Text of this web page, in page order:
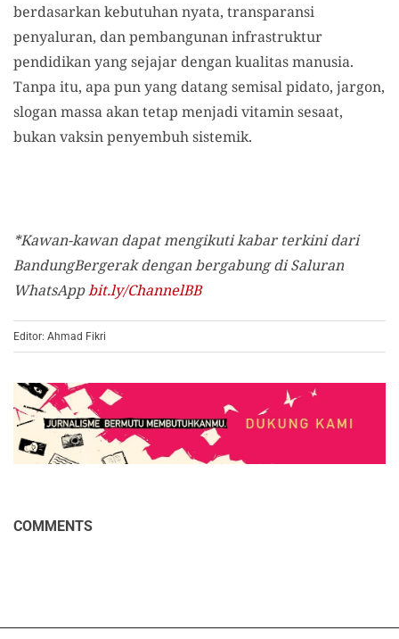
berdasarkan kebutuhan nyata, transparansi
penyaluran, dan pembangunan infrastruktur
pendidikan yang sejajar dengan kualitas manusia.
Tanpa itu, apa pun yang datang semisal pidato, jargon,
slogan massa akan tetap menjadi vitamin sesaat,
bukan vaksin penyembuh sistemik.
*Kawan-kawan dapat mengikuti kabar terkini dari
BandungBergerak dengan bergabung di Saluran
WhatsAppbit.ly/ChannelBB
Editor: Ahmad Fikri
COMMENTS